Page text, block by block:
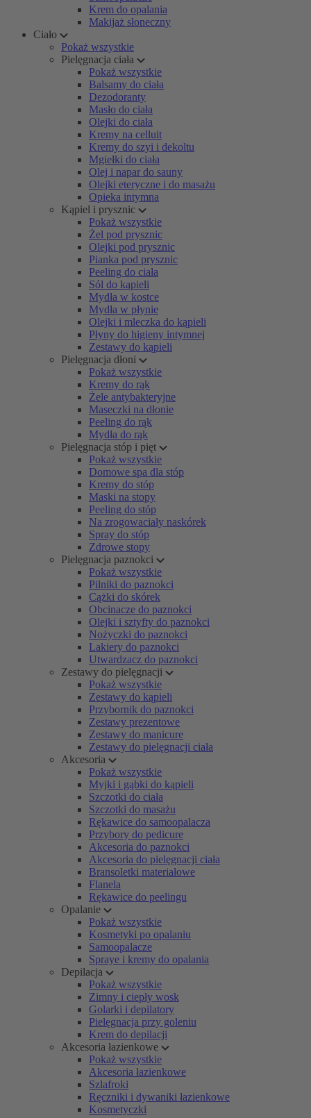
Krem do opalania
Makijaż słoneczny
Ciało
Pokaż wszystkie
Pielęgnacja ciała
Pokaż wszystkie
Balsamy do ciała
Dezodoranty
Masło do ciała
Olejki do ciała
Kremy na celluit
Kremy do szyi i dekoltu
Mgiełki do ciała
Olej i napar do sauny
Olejki eteryczne i do masażu
Opieka intymna
Kąpiel i prysznic
Pokaż wszystkie
Żel pod prysznic
Olejki pod prysznic
Pianka pod prysznic
Peeling do ciała
Sól do kąpieli
Mydła w kostce
Mydła w płynie
Olejki i mleczka do kąpieli
Płyny do higieny intymnej
Zestawy do kąpieli
Pielęgnacja dłoni
Pokaż wszystkie
Kremy do rąk
Żele antybakteryjne
Maseczki na dłonie
Peeling do rąk
Mydła do rąk
Pielęgnacja stóp i pięt
Pokaż wszystkie
Domowe spa dla stóp
Kremy do stóp
Maski na stopy
Peeling do stóp
Na zrogowaciały naskórek
Spray do stóp
Zdrowe stopy
Pielęgnacja paznokci
Pokaż wszystkie
Pilniki do paznokci
Cążki do skórek
Obcinacze do paznokci
Olejki i sztyfty do paznokci
Nożyczki do paznokci
Lakiery do paznokci
Utwardzacz do paznokci
Zestawy do pielęgnacji
Pokaż wszystkie
Zestawy do kąpieli
Przybornik do paznokci
Zestawy prezentowe
Zestawy do manicure
Zestawy do pielęgnacji ciała
Akcesoria
Pokaż wszystkie
Myjki i gąbki do kąpieli
Szczotki do ciała
Szczotki do masażu
Rękawice do samoopalacza
Przybory do pedicure
Akcesoria do paznokci
Akcesoria do pielęgnacji ciała
Bransoletki materiałowe
Flanela
Rękawice do peelingu
Opalanie
Pokaż wszystkie
Kosmetyki po opalaniu
Samoopalacze
Spraye i kremy do opalania
Depilacja
Pokaż wszystkie
Zimny i ciepły wosk
Golarki i depilatory
Pielęgnacja przy goleniu
Krem do depilacji
Akcesoria łazienkowe
Pokaż wszystkie
Akcesoria łazienkowe
Szlafroki
Ręczniki i dywaniki łazienkowe
Kosmetyczki